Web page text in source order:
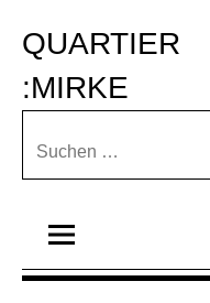
Inhalt
springen
QUARTIER
:MIRKE
Suchen